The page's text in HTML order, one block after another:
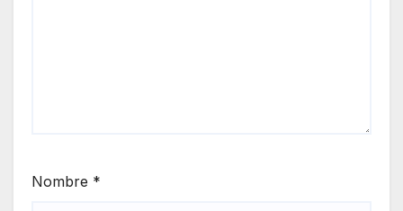
Nombre *